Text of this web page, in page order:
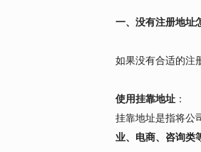
一、没有注册地址
如果没有合适的注
使用挂靠地址 ：
挂靠地址是指将公
业、电商、咨询类